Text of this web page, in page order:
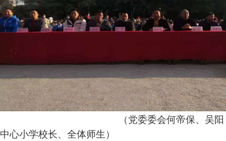
（党委委会何帝保、吴阳
中心小学校长、全体师生）